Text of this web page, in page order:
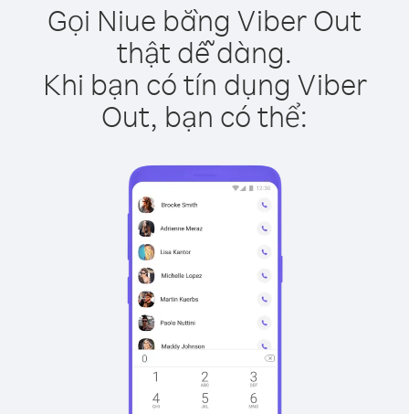
Gọi Niue bằng Viber Out
thật dễ dàng.
Khi bạn có tín dụng Viber
Out, bạn có thể: